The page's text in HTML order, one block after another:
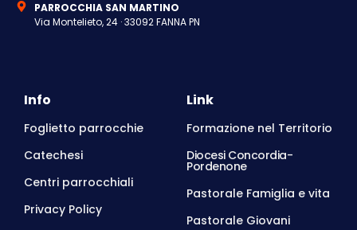
PARROCCHIA SAN MARTINO
Via Montelieto, 24 · 33092 FANNA PN
Info
Foglietto parrocchie
Catechesi
Centri parrocchiali
Privacy Policy
Link
Formazione nel Territorio
Diocesi Concordia-
Pordenone
Pastorale Famiglia e vita
Pastorale Giovani